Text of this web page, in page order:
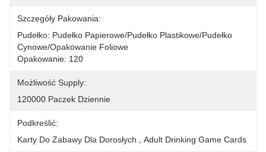
Szczegóły Pakowania:
Pudełko: Pudełko Papierowe/pudełko Plastikowe/pudełko
Cynowe/opakowanie Foliowe
Opakowanie: 120
Możliwość Supply:
120000 Paczek Dziennie
Podkreślić:
Karty Do Zabawy Dla Dorosłych.
Adult Drinking Game Cards